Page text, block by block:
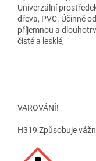
Univerzální
dřeva, PVC. Účinně
příjemnou a
čisté a lesklé,
VAROVÁNÍ!
H319 Způsobuje